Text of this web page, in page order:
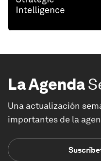
La Agenda
Una actualización
importantes de la